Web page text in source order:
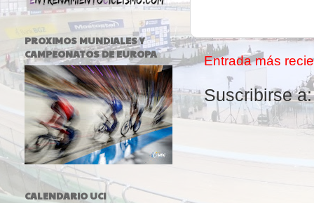
Entrada más
Suscribirse
PROXIMOS MUNDIALES Y
CAMPEONATOS DE EUROPA
CALENDARIO UCI